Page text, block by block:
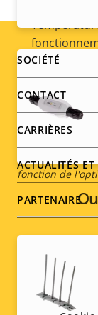
Utilisable
Indice de
*Certaines
fonction de
Footer
menu
SOCIÉTÉ
CONTACT
CARRIÈRES
ACTUALITÉS
PARTENAIRE